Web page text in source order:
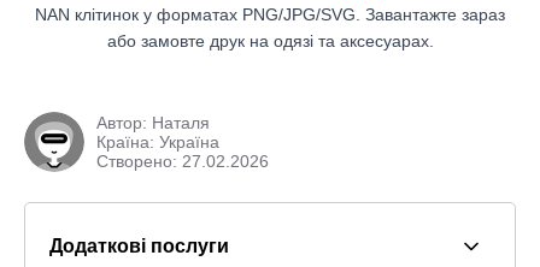
NAN клітинок у форматах PNG/JPG/SVG. Завантажте зараз
або замовте друк на одязі та аксесуарах.
Автор: Наталя
Країна: Україна
Створено: 27.02.2026
Додаткові послуги